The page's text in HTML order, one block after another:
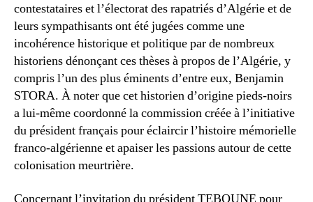
contestataires et l’électorat des rapatriés d’Algérie et de
leurs sympathisants ont été jugées comme une
incohérence historique et politique par de nombreux
historiens dénonçant ces thèses à propos de l’Algérie, y
compris l’un des plus éminents d’entre eux, Benjamin
STORA. À noter que cet historien d’origine pieds-noirs
a lui-même coordonné la commission créée à l’initiative
du président français pour éclaircir l’histoire mémorielle
franco-algérienne et apaiser les passions autour de cette
colonisation meurtrière.
Concernant l’invitation du président TEBOUNE pour